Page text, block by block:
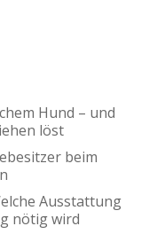
Hund – und
löst
beim
Ausstattung
nötig wird